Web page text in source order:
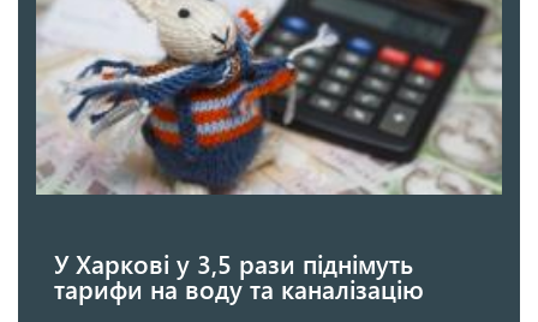
У Харкові у 3,5 рази піднімуть
тарифи на воду та каналізацію